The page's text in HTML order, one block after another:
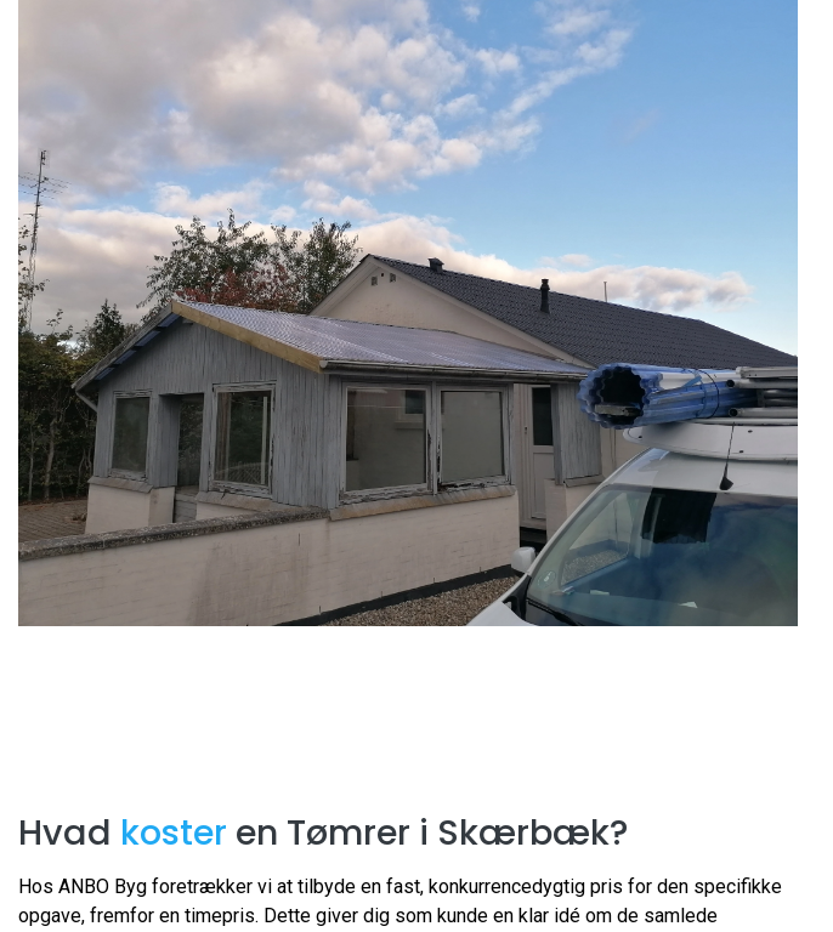
Hvad koster en Tømrer i Skærbæk?
Hos ANBO Byg foretrækker vi at tilbyde en fast, konkurrencedygtig pris for den specifikke
opgave, fremfor en timepris. Dette giver dig som kunde en klar idé om de samlede